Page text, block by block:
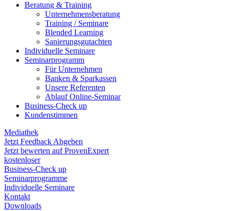
Beratung & Training
Unternehmens­beratung
Training / Seminare
Blended Learning
Sanierungs­gutachten
Individuelle Seminare
Seminarprogramm
Für Unternehmen
Banken & Sparkassen
Unsere Referenten
Ablauf Online-Seminar
Business-Check up
Kundenstimmen
Mediathek
Jetzt Feedback Abgeben
Jetzt bewerten auf ProvenExpert
kostenloser
Business-Check up
Seminarprogramme
Individuelle Seminare
Kontakt
Downloads